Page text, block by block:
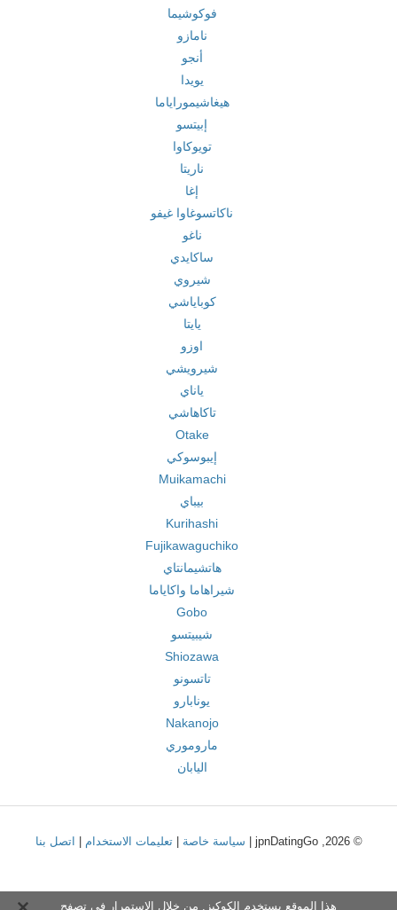
فوكوشيما
نامازو
أنجو
يويدا
هيغاشيموراياما
إبيتسو
تويوكاوا
ناريتا
إغا
ناكاتسوغاوا غيفو
ناغو
ساكايدي
شيروي
كوباياشي
يايتا
اوزو
شيرويشي
ياناي
تاكاهاشي
Otake
إيبوسوكي
Muikamachi
بيباي
Kurihashi
Fujikawaguchiko
هاتشيمانتاي
شيراهاما واكاياما
Gobo
شيبيتسو
Shiozawa
تاتسونو
يونابارو
Nakanojo
ماروموري
اليابان
© 2026, jpnDatingGo | سياسة خاصة |تعليمات الاستخدام اتصل بنا
هذا الموقع يستخدم الكوكيز. من خلال الاستمرار في تصفح